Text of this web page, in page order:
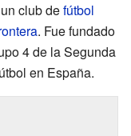
club defútbol
. Fue fundado
4 de la Segunda
en España.